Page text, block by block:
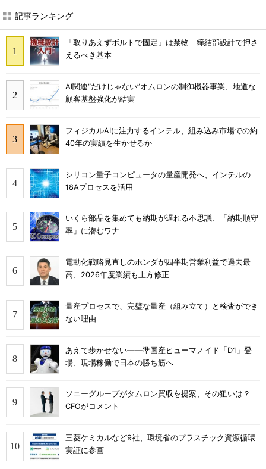
記事ランキング
「取りあえずボルトで固定」は禁物 締結部設計で押さ
えるべき基本
AI関連“だけじゃない”オムロンの制御機器事業、地道な
顧客基盤強化が結実
フィジカルAIに注力するインテル、組み込み市場での約
40年の実績を生かせるか
シリコン量子コンピュータの量産開発へ、インテルの
18Aプロセスを活用
いくら部品を集めても納期が遅れる不思議、「納期順守
率」に潜むワナ
電動化戦略見直しのホンダが四半期営業利益で過去最
高、2026年度業績も上方修正
量産プロセスで、完璧な量産（組み立て）と検査ができ
ない理由
あえて歩かせない――準国産ヒューマノイド「D1」登
場、現場稼働で日本の勝ち筋へ
ソニーグループがタムロン買収を提案、その狙いは？
CFOがコメント
三菱ケミカルなど9社、環境省のプラスチック資源循環
実証に参画